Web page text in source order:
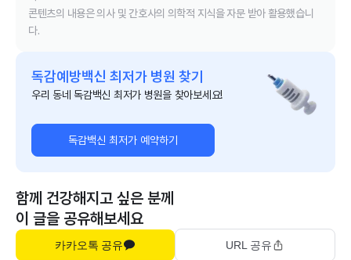
콘텐츠의 내용은 의사 및 간호사의 의학적 지식을 자문 받아 활용했습니
다.
독감예방백신 최저가 병원 찾기
우리 동네 독감백신 최저가 병원을 찾아보세요!
독감백신 최저가 예약하기
함께 건강해지고 싶은 분께
이 글을 공유해보세요
카카오톡 공유 URL 공유